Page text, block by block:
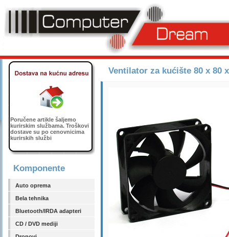
Poručene artikle šaljemo
kurirskim službama. Troškovi
dostave su po cenovnicima
kurirskih službi
Komponente
Auto oprema
Bela tehnika
Bluetooth/IRDA adapteri
CD / DVD mediji
Ventilator za kućište 80 x 80